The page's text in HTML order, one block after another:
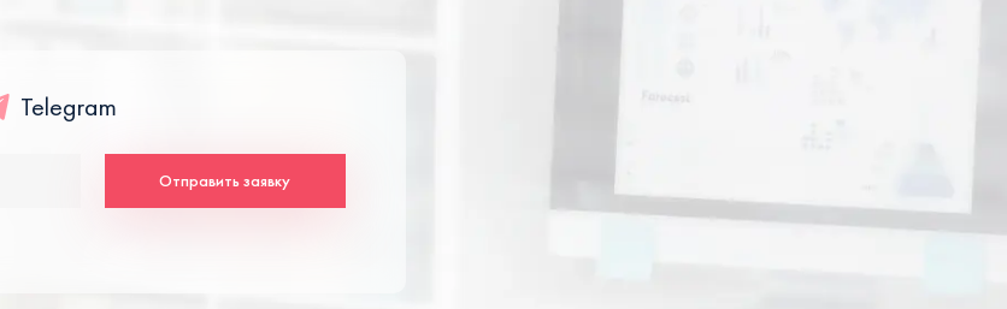
Telegram
Отправить заявку